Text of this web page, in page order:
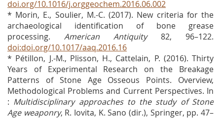
doi.org/10.1016/j.orggeochem.2016.06.002
* Morin, E., Soulier, M.-C. (2017). New criteria for the
archaeological identification of bone grease
processing. American Antiquity82, 96–122.
doi:doi.org/10.1017/aaq.2016.16
* Pétillon, J.-M., Plisson, H., Cattelain, P. (2016). Thirty
Years of Experimental Research on the Breakage
Patterns of Stone Age Osseous Points. Overview,
Methodological Problems and Current Perspectives. In
: Multidisciplinary approaches to the study of Stone
Age weaponry, R. Iovita, K. Sano (dir.), Springer, pp. 47–